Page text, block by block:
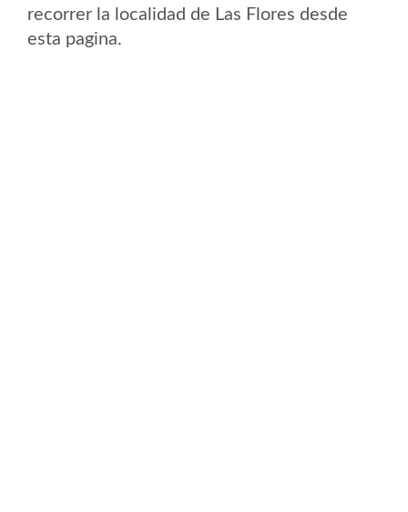
recorrer la localidad de Las Flores desde
esta pagina.